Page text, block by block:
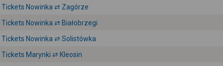
Tickets Nowinka ⇄ Zagórze
Tickets Nowinka ⇄ Białobrzegi
Tickets Nowinka ⇄ Solistówka
Tickets Marynki ⇄ Kleosin